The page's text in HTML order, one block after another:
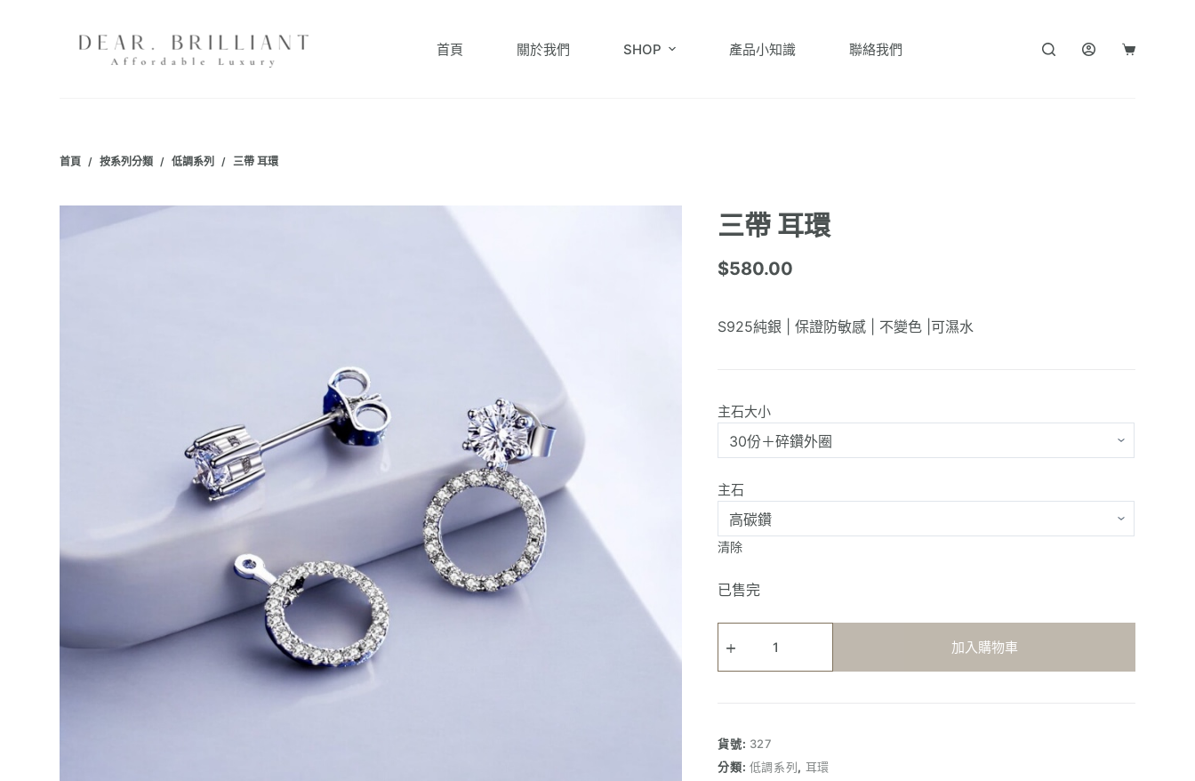
首頁 關於我們 SHOP 產品小知識 聯絡我們
購
首頁 / 按系列分類 / 低調系列 / 三帶 耳環
三帶 耳環
$580.00
S925純銀 | 保證防敏感 | 不變色 |可濕水
主石大小
主石
清除
已售完
帶
耳
量
加入購物車
貨號: 327
分類: 低調系列, 耳環